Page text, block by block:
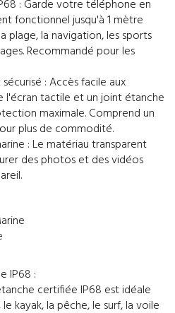
: Garde votre téléphone en
fonctionnel jusqu'à 1 mètre
plage, la navigation, les sports
Recommandé pour les
: Accès facile aux
l'écran tactile et un joint étanche
maximale. Comprend un
plus de commodité.
: Le matériau transparent
des photos et des vidéos
IP68 :
certifiée IP68 est idéale
kayak, la pêche, le surf, la voile